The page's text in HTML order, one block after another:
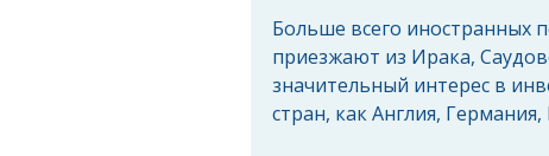
Больше всего иностранных
приезжают из Ирака,
значительный интерес в
стран, как Англия,